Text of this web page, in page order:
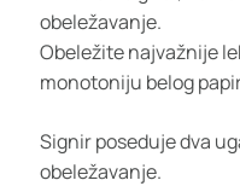
obeležavanje.
Obeležite najvažnije
monotoniju belog
Signir poseduje dva
obeležavanje.